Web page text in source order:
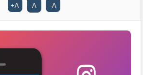
A
-
A
A
+